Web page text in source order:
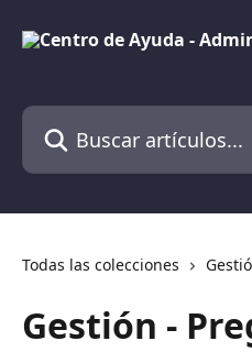
Buscar artículos...
Todas las colecciones
Gestión -